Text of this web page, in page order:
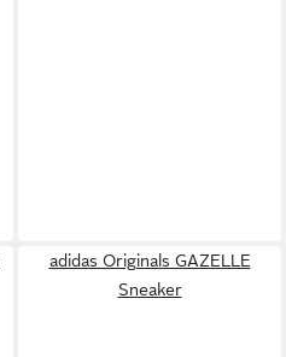
adidas Originals GAZELLE
Sneaker